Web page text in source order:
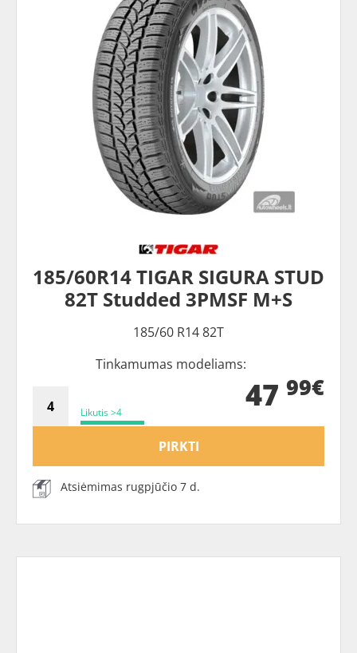
185/60R14 TIGAR SIGURA STUD
82T Studded 3PMSF M+S
185/60 R14 82T
Tinkamumas modeliams:
Likutis >4 47 99€
PIRKTI
Atsiėmimas rugpjūčio 7 d.